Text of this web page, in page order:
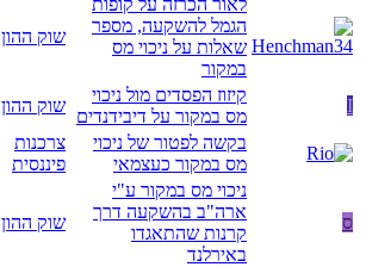
לאור הכרזה על קופות
הגמל להשקעה, מספר
שאלות על ניכוי מס
במקור
שוק ההון
I
קיזוז הפסדים מול ניכוי
מס במקור על דיבידנדים
שוק ההון
בקשה לפטור של ניכוי
מס במקור כעצמאי
צרכנות
פיננסית
ס
ניכוי מס במקור ע"י
ארה"ב בהשקעה דרך
קרנות שהתאגדו
באירלנד
שוק ההון